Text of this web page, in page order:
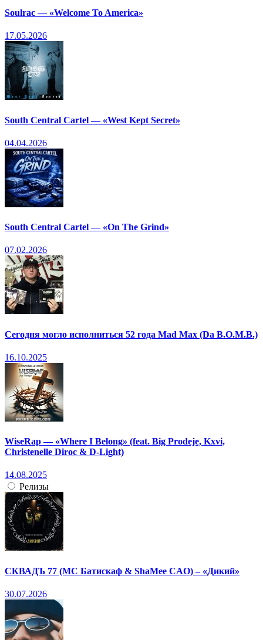
Soulrac — «Welcome To America»
17.05.2026
South Central Cartel — «West Kept Secret»
04.04.2026
South Central Cartel — «On The Grind»
07.02.2026
Сегодня могло исполниться 52 года Mad Max (Da B.O.M.B.)
16.10.2025
WiseRap — «Where I Belong» (feat. Big Prodeje, Kxvi,
Christenelle Diroc & D-Light)
14.08.2025
Релизы
СКВАДЪ 77 (МС Батискаф & ShaMee CAO) – «Дикий»
30.07.2026